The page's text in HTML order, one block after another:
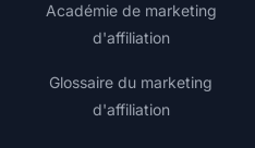
Académie de marketing
d'affiliation
Glossaire du marketing
d'affiliation